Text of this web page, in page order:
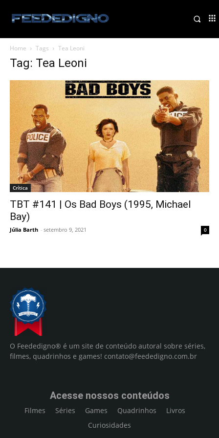
Home Tags Tea Leoni
Tag: Tea Leoni
Crítica
TBT #141 | Os Bad Boys (1995, Michael
Bay)
Júlia Barth - setembro 9, 2021 0
O Feededigno® é um site de conteúdo autoral sobre séries,
filmes, quadrinhos e games! contato@feededigno.com.br
Acesse nossos conteúdos
Filmes Séries Games Quadrinhos
Livros
Curiosidades